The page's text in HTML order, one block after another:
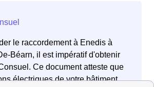
le raccordement à Enedis à
Béarn, il est impératif d'obtenir
Ce document atteste que
électriques de votre bâtiment